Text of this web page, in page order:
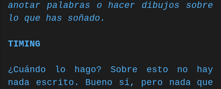
anotar palabras o hacer dibujos sobre
lo que has soñado.
TIMING
¿Cuándo lo hago? Sobre esto no hay
nada escrito. Bueno sí, pero nada que